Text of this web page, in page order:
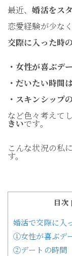
最近、婚活をス
恋愛経験が少なく
交際に入った時
・女性が喜ぶデ
・だいたい時間
・スキンシップ
など色々考えてし
きいです。
こんな状況の私
す。
目次
婚活で交際に入
①女性が喜ぶデ
②デートの時間